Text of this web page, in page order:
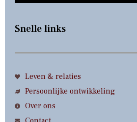
Snelle links
Leven & relaties
Persoonlijke ontwikkeling
Over ons